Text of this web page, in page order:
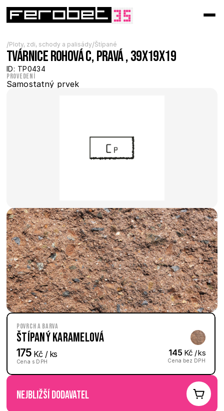
/Ploty, zdi, schody a palisády/Štípané
Tvárnice rohová C, pravá , 39x19x19
ID: TP0434
Provedení
Samostatný prvek
Povrch a barva
Štípaný Karamelová
175 Kč / ks
Cena s DPH
145 Kč / ks
Cena bez DPH
nejbližší dodavatel